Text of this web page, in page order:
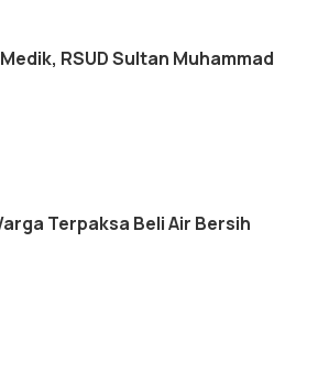
RSUD Sultan Muhammad
Terpaksa Beli Air Bersih